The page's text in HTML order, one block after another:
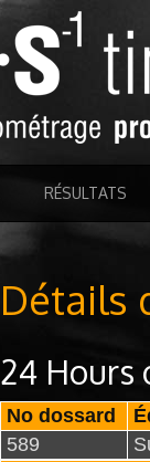
RÉSULTATS
Détails
24 Hours
No dossard
589